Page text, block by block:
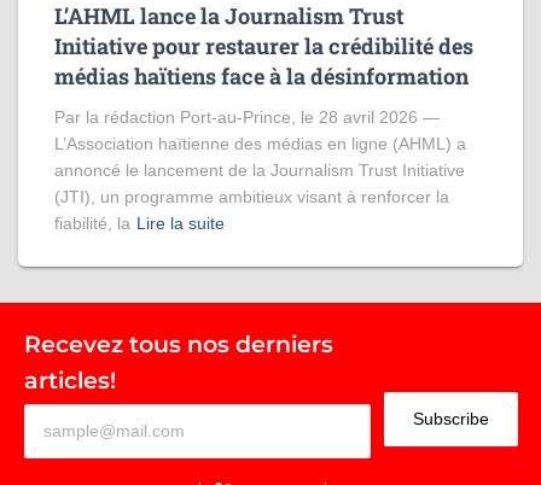
L’AHML lance la Journalism Trust
Initiative pour restaurer la crédibilité des
médias haïtiens face à la désinformation
Par la rédaction Port-au-Prince, le 28 avril 2026 —
L’Association haïtienne des médias en ligne (AHML) a
annoncé le lancement de la Journalism Trust Initiative
(JTI), un programme ambitieux visant à renforcer la
fiabilité, la Lire la suite
Recevez tous nos derniers
articles!
Subscribe